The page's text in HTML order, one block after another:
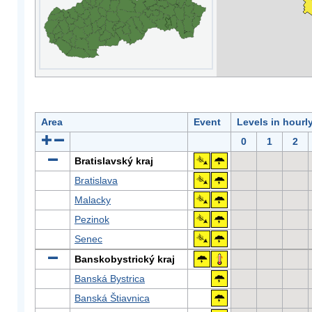
Area Event
Levels in
0
1
2
Bratislavský kraj
Bratislava
Malacky
Pezinok
Senec
Banskobystrický kraj
Banská Bystrica
Banská Štiavnica